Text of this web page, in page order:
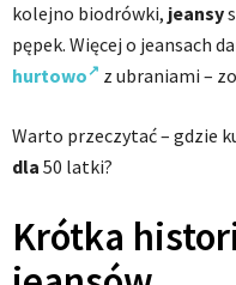
kolejno biodrówki, jeansy
pępek. Więcej o jeansach
hurtowo
z ubraniami –
Warto przeczytać – gdzie
dla 50 latki?
Krótka